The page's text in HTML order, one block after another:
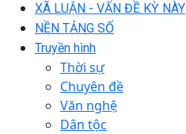
XÃ LUẬN - VẤN ĐỀ KỲ NÀY
NỀN TẢNG SỐ
Truyền hình
Thời sự
Chuyên đề
Văn nghệ
Dân tộc